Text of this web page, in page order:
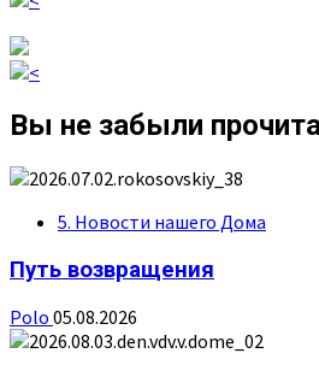
Вы не забыли
5. Новости нашего Дома
Путь возвращения
Polo 05.08.2026